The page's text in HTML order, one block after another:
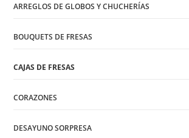
ARREGLOS DE GLOBOS Y CHUCHERÍAS
BOUQUETS DE FRESAS
CAJAS DE FRESAS
CORAZONES
DESAYUNO SORPRESA